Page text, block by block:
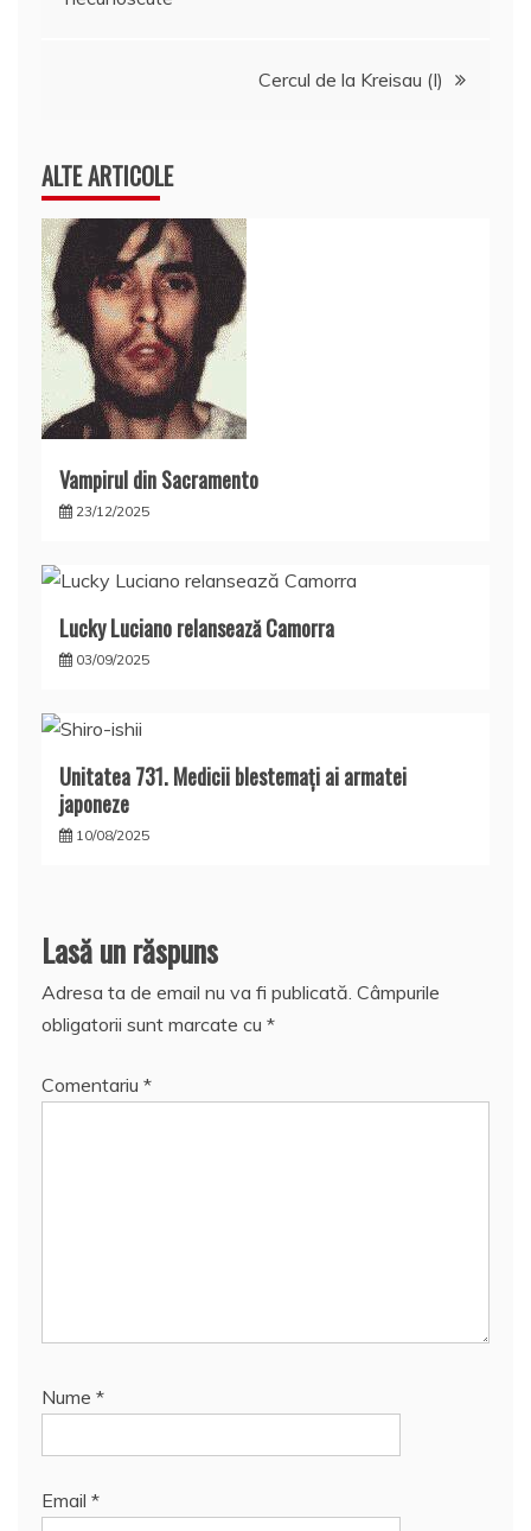
în
Cercul de la Kreisau (I)
ALTE ARTICOLE
Vampirul din Sacramento
23/12/2025
Lucky Luciano relansează Camorra
03/09/2025
Unitatea 731. Medicii blestemaţi ai armatei
japoneze
10/08/2025
Lasă un răspuns
Adresa ta de email nu va fi publicată. Câmpurile
obligatorii sunt marcate cu *
Comentariu *
Nume *
Email *